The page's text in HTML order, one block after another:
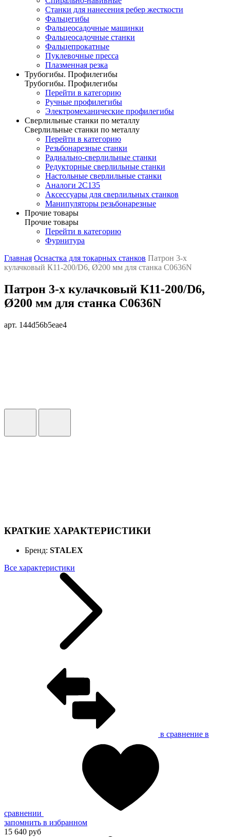
Станки для нанесения ребер жесткости
Фальцегибы
Фальцеосадочные машинки
Фальцеосадочные станки
Фальцепрокатные
Пуклевочные пресса
Плазменная резка
Трубогибы. Профилегибы
Трубогибы. Профилегибы
Перейти в категорию
Ручные профилегибы
Электромеханические профилегибы
Сверлильные станки по металлу
Сверлильные станки по металлу
Перейти в категорию
Резьбонарезные станки
Радиально-сверлильные станки
Редукторные сверлильные станки
Настольные сверлильные станки
Аналоги 2С135
Аксессуары для сверлильных станков
Манипуляторы резьбонарезные
Прочие товары
Прочие товары
Перейти в категорию
Фурнитура
Главная Оснастка для токарных станков Патрон 3-х
кулачковый К11-200/D6, Ø200 мм для станка C0636N
Патрон 3-х кулачковый К11-200/D6,
Ø200 мм для станка C0636N
арт. 144d56b5eae4
КРАТКИЕ ХАРАКТЕРИСТИКИ
Бренд: STALEX
Все характеристики
в сравнение в
сравнении
запомнить в избранном
15 640 руб